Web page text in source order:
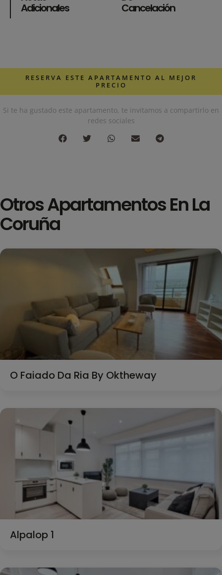
Adicionales Cancelación
RESERVA ESTE APARTAMENTO AL MEJOR
PRECIO
Si te ha gustado este apartamento, te invitamos a compartirlo en
redes sociales
OtrosApartamentos En La
Coruña
O Faiado Da Ria By Oktheway
Alpalop 1